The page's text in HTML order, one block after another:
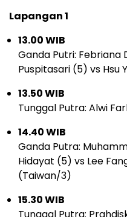
Lapangan 1
13.00 WIB
Ganda Putri: Febriana
Puspitasari (5) vs Hsu
13.50 WIB
Tunggal Putra: Alwi
14.40 WIB
Ganda Putra:
Hidayat (5) vs Lee
(Taiwan/3)
15.30 WIB